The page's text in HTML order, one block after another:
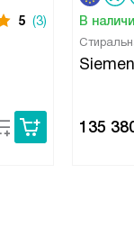
5 (3) В
135